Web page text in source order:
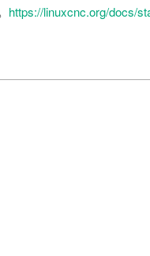
https://linuxcnc.org/docs/